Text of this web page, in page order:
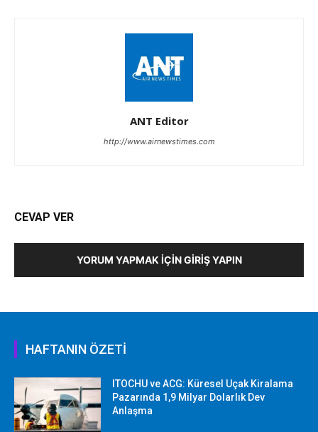
ANT Editor
http://www.airnewstimes.com
CEVAP VER
YORUM YAPMAK İÇIN GIRIŞ YAPIN
HAFTANIN ÖZETİ
ITOCHU ve ACG: Küresel Uçak Kiralama
Pazarında 1,9 Milyar Dolarlık Dev
Anlaşma